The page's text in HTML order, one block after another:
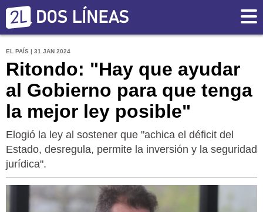
EL PAÍS | 31 JAN 2024
Ritondo: "Hay que ayudar
al Gobierno para que tenga
la mejor ley posible"
Elogió la ley al sostener que "achica el déficit del
Estado, desregula, permite la inversión y la seguridad
jurídica".